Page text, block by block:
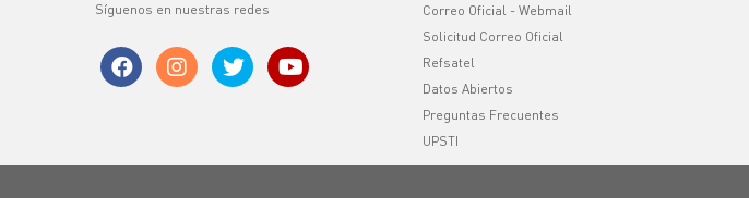
Síguenos en nuestras redes
Correo Oficial - Webmail
Solicitud Correo Oficial
Refsatel
Datos Abiertos
Preguntas Frecuentes
UPSTI